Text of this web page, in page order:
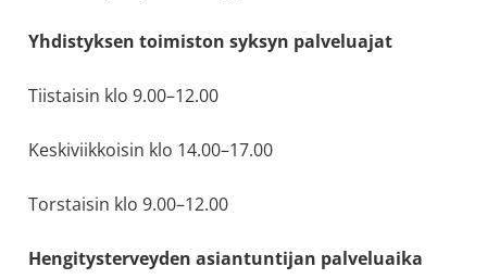
Yhdistyksen toimiston syksyn palveluajat
Tiistaisin klo 9.00–12.00
Keskiviikkoisin klo 14.00–17.00
Torstaisin klo 9.00–12.00
Hengitysterveyden asiantuntijan palveluaika